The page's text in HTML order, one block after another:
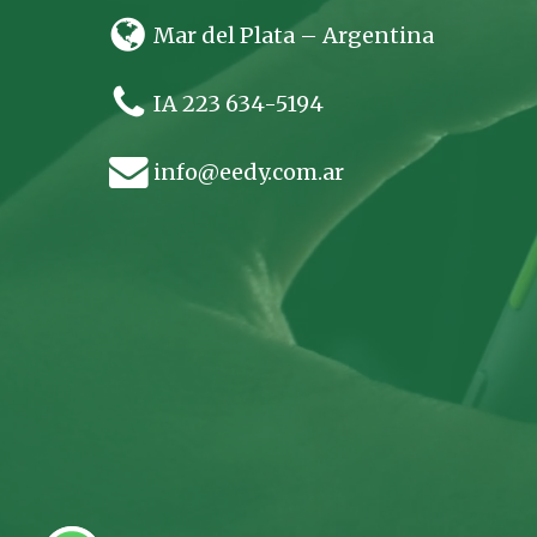
Mar del Plata – Argentina
IA 223 634-5194
info@eedy.com.ar